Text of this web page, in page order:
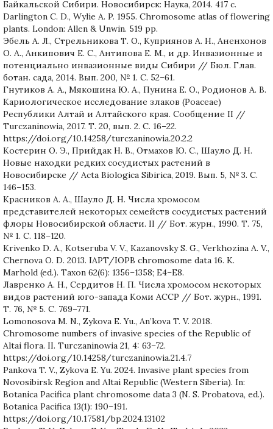
Байкальской Сибири. Новосибирск: Наука, 2014. 417 с.
Darlington C. D., Wylie A. P. 1955. Chromosome atlas of flowering
plants. London: Allen & Unwin. 519 pp.
Эбель А. Л., Стрельникова Т. О., Куприянов А. Н., Аненхонов
О. А., Анкипович Е. С., Антипова Е. М., и др. Инвазионные и
потенциально инвазионные виды Сибири // Бюл. Глав.
ботан. сада, 2014. Вып. 200, № 1. С. 52–61.
Гнутиков А. А., Мякошина Ю. А., Пунина Е. О., Родионов А. В.
Кариологическое исследование злаков (Poaceae)
Республики Алтай и Алтайского края. Сообщение II //
Turczaninowia, 2017. Т. 20, вып. 2. С. 16–22.
https://doi.org/10.14258/turczaninowia.20.2.2
Костерин О. Э., Прийдак Н. В., Отмахов Ю. С., Шауло Д. Н.
Новые находки редких сосудистых растений в
Новосибирске // Acta Biologica Sibirica, 2019. Вып. 5, № 3. С.
146–153.
Красников А. А., Шауло Д. Н. Числа хромосом
представителей некоторых семейств сосудистых растений
флоры Новосибирской области. II // Бот. журн., 1990. Т. 75,
№ 1. С. 118–120.
Krivenko D. A., Kotseruba V. V., Kazanovsky S. G., Verkhozina A. V.,
Chernova O. D. 2013. IAPT/IOPB chromosome data 16. K.
Marhold (ed.). Taxon 62(6): 1356–1358; E4–E8.
Лавренко А. Н., Сердитов Н. П. Числа хромосом некоторых
видов растений юго-запада Коми АССР // Бот. журн., 1991.
Т. 76, № 5. С. 769–771.
Lomonosova M. N., Zykova E. Yu., An’kova T. V. 2018.
Chromosome numbers of invasive species of the Republic of
Altai flora. II. Turczaninowia 21, 4: 63–72.
https://doi.org/10.14258/turczaninowia.21.4.7
Pankova T. V., Zykova E. Yu. 2024. Invasive plant species from
Novosibirsk Region and Altai Republic (Western Siberia). In:
Botanica Pacifica plant chromosome data 3 (N. S. Probatova, ed.).
Botanica Pacifica 13(1): 190–191.
https://doi.org/10.17581/bp.2024.13102